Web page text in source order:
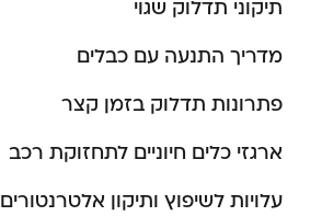
תיקוני תדלוק שגוי
מדריך התנעה עם כבלים
פתרונות תדלוק בזמן קצר
ארגזי כלים חיוניים לתחזוקת רכב
עלויות לשיפוץ ותיקון אלטרנטורים